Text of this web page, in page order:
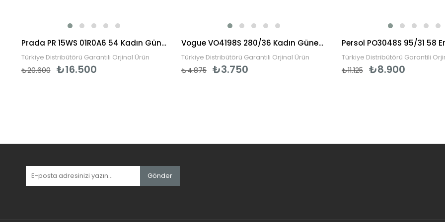
Prada PR 15WS 01R0A6 54 Kadın Güneş Gözlüğü
Türkiye Distribütörü Garantili Orjinal Ürün
₺16.500
₺20.600
Vogue VO4198S 280/36 Kadın Güneş Gözlüğü
Türkiye Distribütörü Garantili Orjinal Ürün
₺3.750
₺4.875
Türkiye Distribütörü Garantili
₺8.900
₺11.125
Gönder